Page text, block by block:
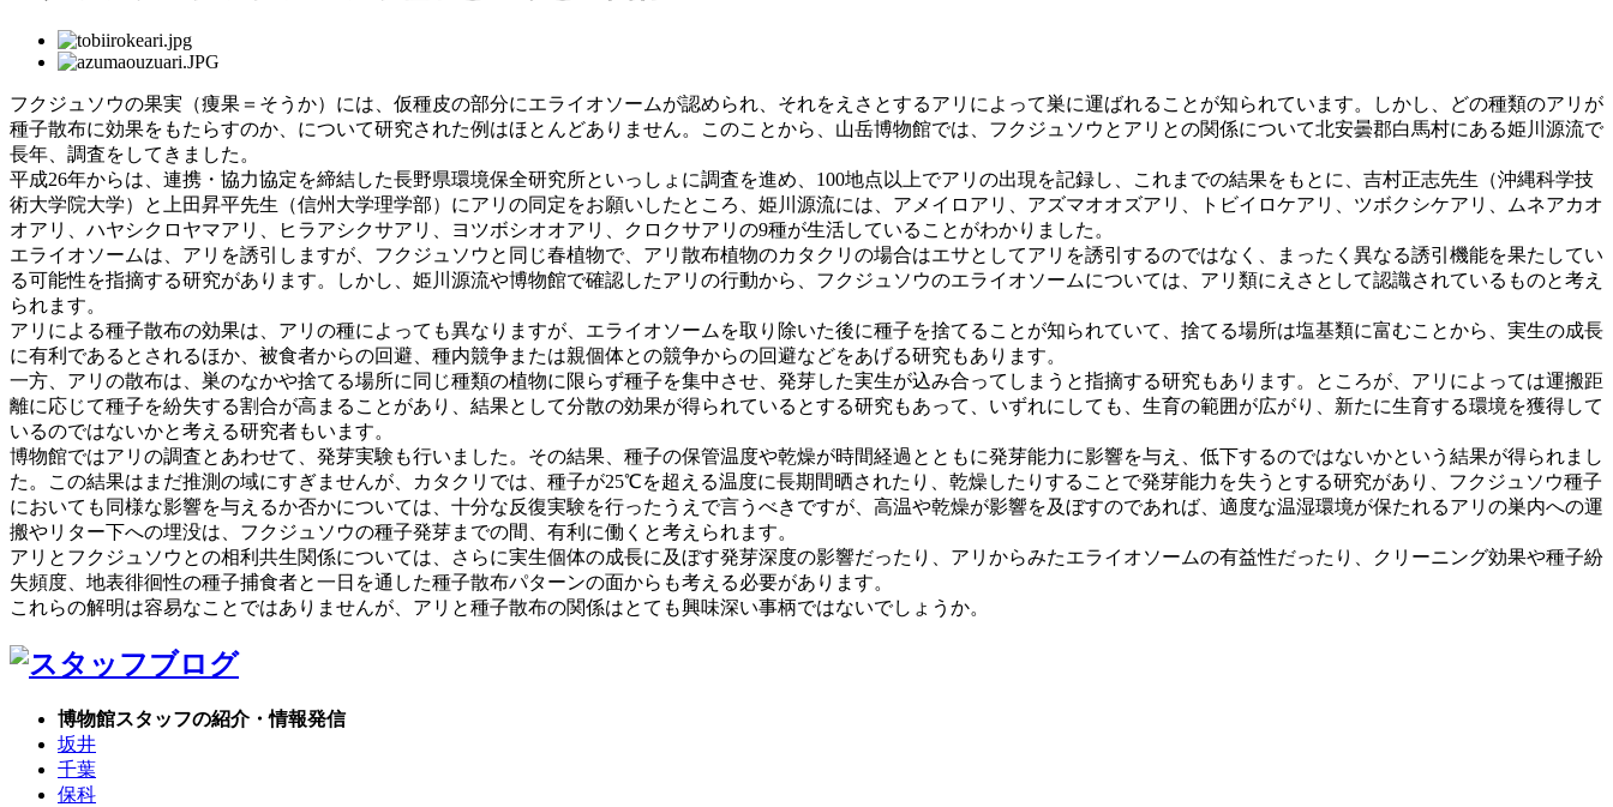
フクジュソウの果実（痩果＝そうか）には、仮種皮の部分にエライオソームが認められ、それをえさとするアリによって巣に運ばれることが知られています。しかし、どの種類のアリが
種子散布に効果をもたらすのか、について研究された例はほとんどありません。このことから、山岳博物館では、フクジュソウとアリとの関係について北安曇郡白馬村にある姫川源流で
長年、調査をしてきました。
平成26年からは、連携・協力協定を締結した長野県環境保全研究所といっしょに調査を進め、100地点以上でアリの出現を記録し、これまでの結果をもとに、吉村正志先生（沖縄科学技
術大学院大学）と上田昇平先生（信州大学理学部）にアリの同定をお願いしたところ、姫川源流には、アメイロアリ、アズマオオズアリ、トビイロケアリ、ツボクシケアリ、ムネアカオ
オアリ、ハヤシクロヤマアリ、ヒラアシクサアリ、ヨツボシオオアリ、クロクサアリの9種が生活していることがわかりました。
エライオソームは、アリを誘引しますが、フクジュソウと同じ春植物で、アリ散布植物のカタクリの場合はエサとしてアリを誘引するのではなく、まったく異なる誘引機能を果たしてい
る可能性を指摘する研究があります。しかし、姫川源流や博物館で確認したアリの行動から、フクジュソウのエライオソームについては、アリ類にえさとして認識されているものと考え
られます。
アリによる種子散布の効果は、アリの種によっても異なりますが、エライオソームを取り除いた後に種子を捨てることが知られていて、捨てる場所は塩基類に富むことから、実生の成長
に有利であるとされるほか、被食者からの回避、種内競争または親個体との競争からの回避などをあげる研究もあります。
一方、アリの散布は、巣のなかや捨てる場所に同じ種類の植物に限らず種子を集中させ、発芽した実生が込み合ってしまうと指摘する研究もあります。ところが、アリによっては運搬距
離に応じて種子を紛失する割合が高まることがあり、結果として分散の効果が得られているとする研究もあって、いずれにしても、生育の範囲が広がり、新たに生育する環境を獲得して
いるのではないかと考える研究者もいます。
博物館ではアリの調査とあわせて、発芽実験も行いました。その結果、種子の保管温度や乾燥が時間経過とともに発芽能力に影響を与え、低下するのではないかという結果が得られまし
た。この結果はまだ推測の域にすぎませんが、カタクリでは、種子が25℃を超える温度に長期間晒されたり、乾燥したりすることで発芽能力を失うとする研究があり、フクジュソウ種子
においても同様な影響を与えるか否かについては、十分な反復実験を行ったうえで言うべきですが、高温や乾燥が影響を及ぼすのであれば、適度な温湿環境が保たれるアリの巣内への運
搬やリター下への埋没は、フクジュソウの種子発芽までの間、有利に働くと考えられます。
アリとフクジュソウとの相利共生関係については、さらに実生個体の成長に及ぼす発芽深度の影響だったり、アリからみたエライオソームの有益性だったり、クリーニング効果や種子紛
失頻度、地表徘徊性の種子捕食者と一日を通した種子散布パターンの面からも考える必要があります。
これらの解明は容易なことではありませんが、アリと種子散布の関係はとても興味深い事柄ではないでしょうか。
博物館スタッフの紹介・情報発信
坂井
千葉
保科